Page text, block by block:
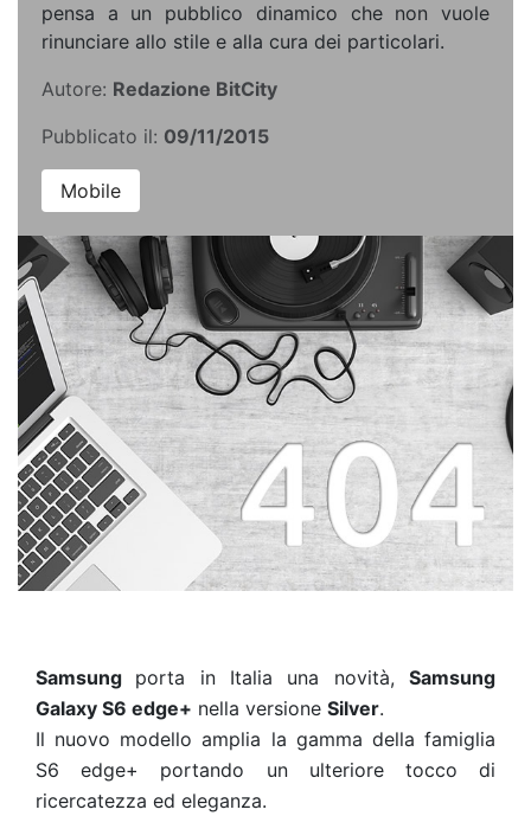
pensa a un pubblico dinamico che non vuole
rinunciare allo stile e alla cura dei particolari.
Autore: Redazione BitCity
Pubblicato il: 09/11/2015
Mobile
Samsung porta in Italia una novità,Samsung
Galaxy S6 edge+ nella versione Silver.
Il nuovo modello amplia la gamma della famiglia
S6 edge+ portando un ulteriore tocco di
ricercatezza ed eleganza.